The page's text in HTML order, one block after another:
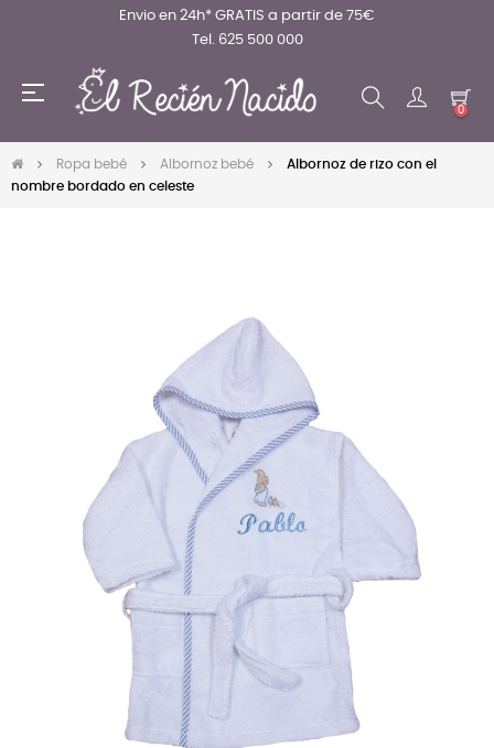
Envio en 24h* GRATIS a partir de 75€
Tel. 625 500 000
Navegación
☰
0
Ropa bebé Albornoz bebé
Albornoz de rizo con el
nombre bordado en celeste